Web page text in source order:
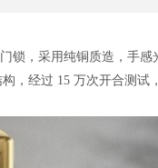
锁，采用纯铜质造，手
，经过 15 万次开合测